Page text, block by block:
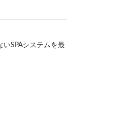
SPAシステムを最